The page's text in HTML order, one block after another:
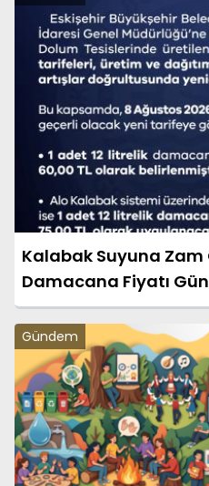
Kalabak Suyuna Zam
Damacana Fiyatı
Gündem